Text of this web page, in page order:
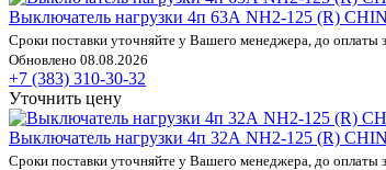
Выключатель нагрузки 4п 63А NH2-125 (R)
Сроки поставки уточняйте у Вашего менеджера, до оплаты
Обновлено 08.08.2026
+7 (383) 310-30-32
Уточнить цену
Выключатель нагрузки 4п 32А NH2-125 (R)
Сроки поставки уточняйте у Вашего менеджера, до оплаты